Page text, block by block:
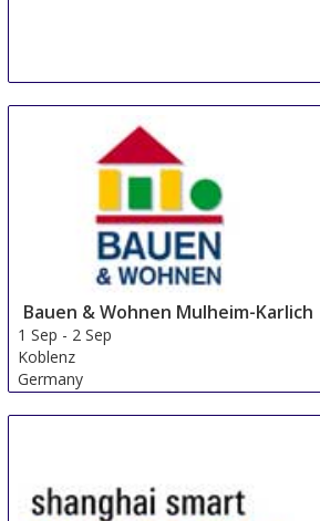
Bauen & Wohnen Mulheim-Karlich
1 Sep - 2 Sep
Koblenz
Germany